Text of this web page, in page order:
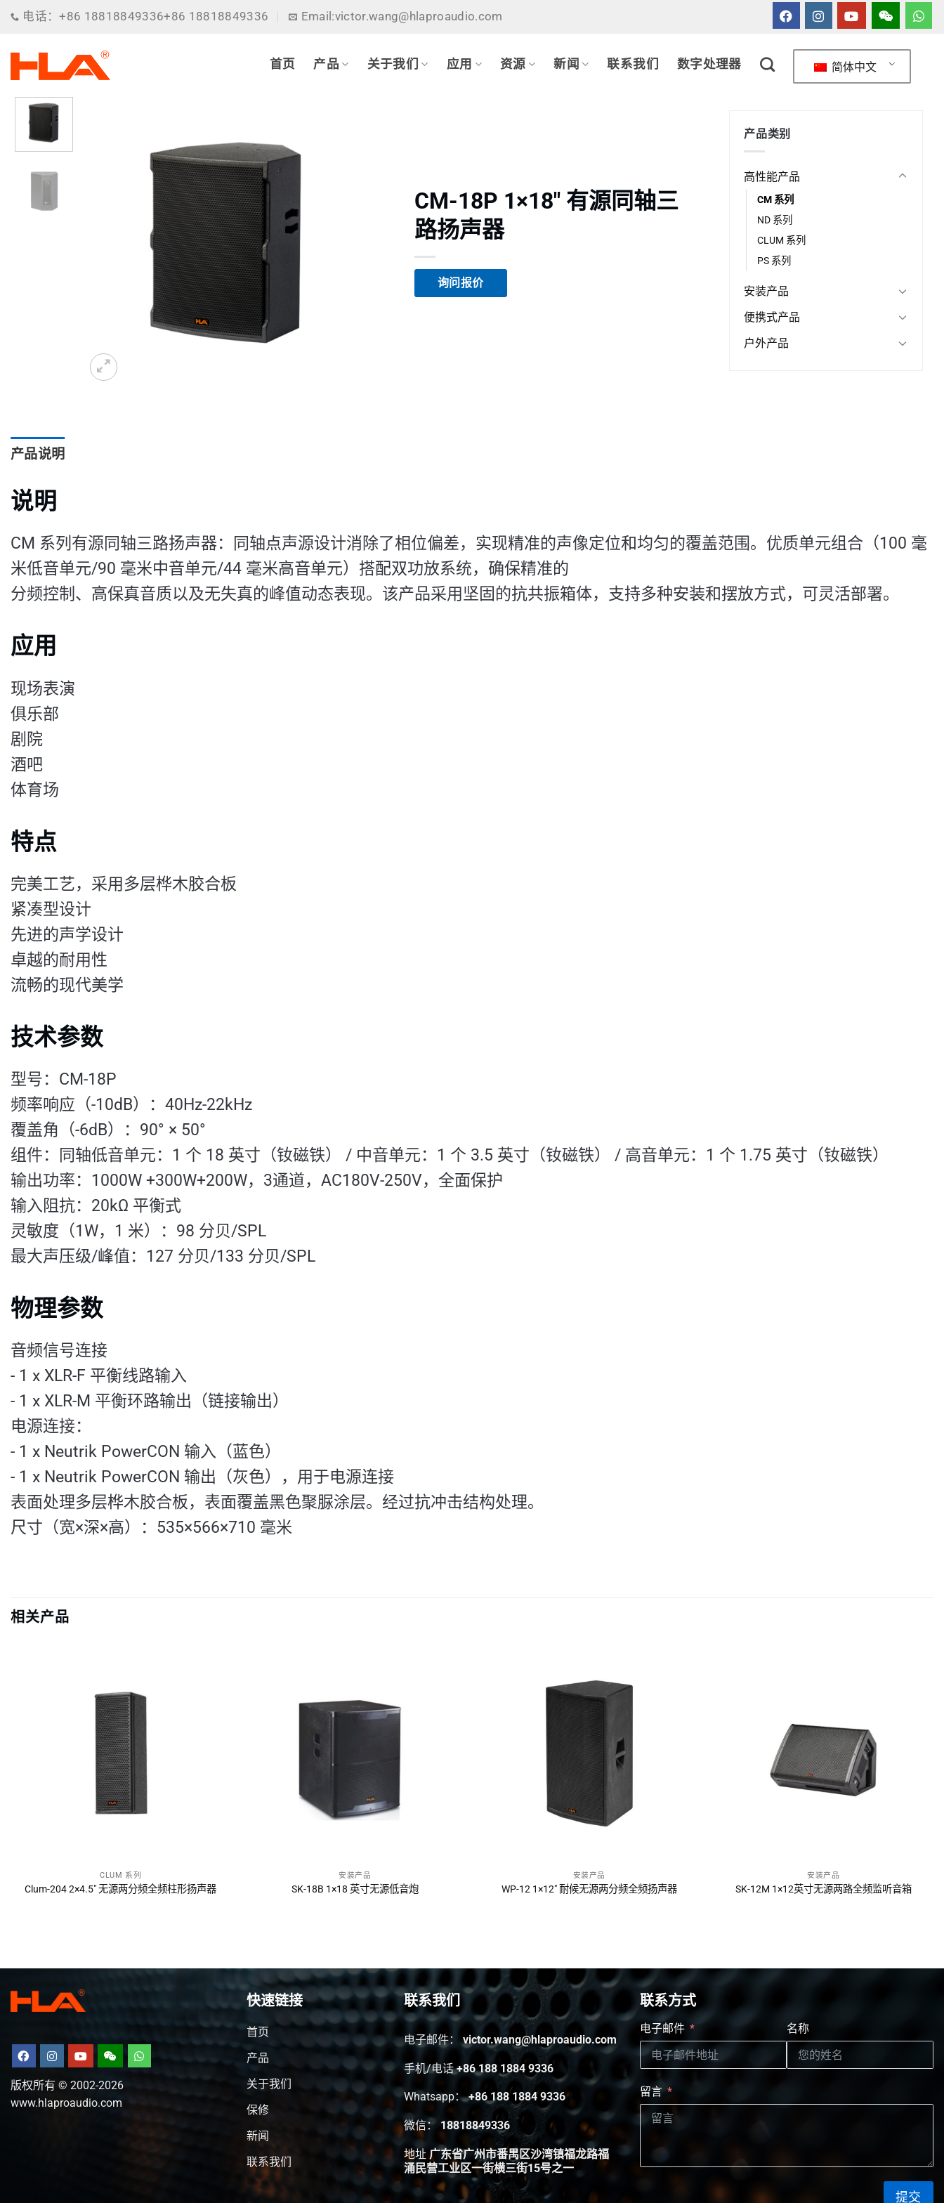
电话：+86 18818849336+86 18818849336 Email:victor.wang@hlaproaudio.com
首页 产品 关于我们 应用 资源 新闻 联系我们 数字处理器 简体中文
CM-18P 1×18″ 有源同轴三
路扬声器
询问报价
产品类别
高性能产品
CM 系列
ND 系列
CLUM 系列
PS 系列
安装产品
便携式产品
户外产品
产品说明
说明
CM 系列有源同轴三路扬声器：同轴点声源设计消除了相位偏差，实现精准的声像定位和均匀的覆盖范围。优质单元组合（100 毫
米低音单元/90 毫米中音单元/44 毫米高音单元）搭配双功放系统，确保精准的
分频控制、高保真音质以及无失真的峰值动态表现。该产品采用坚固的抗共振箱体，支持多种安装和摆放方式，可灵活部署。
应用
现场表演
俱乐部
剧院
酒吧
体育场
特点
完美工艺，采用多层桦木胶合板
紧凑型设计
先进的声学设计
卓越的耐用性
流畅的现代美学
技术参数
型号：CM-18P
频率响应（-10dB）：40Hz-22kHz
覆盖角（-6dB）：90° × 50°
组件：同轴低音单元：1 个 18 英寸（钕磁铁） / 中音单元：1 个 3.5 英寸（钕磁铁） / 高音单元：1 个 1.75 英寸（钕磁铁）
输出功率：1000W +300W+200W，3通道，AC180V-250V，全面保护
输入阻抗：20kΩ 平衡式
灵敏度（1W，1 米）：98 分贝/SPL
最大声压级/峰值：127 分贝/133 分贝/SPL
物理参数
音频信号连接
- 1 x XLR-F 平衡线路输入
- 1 x XLR-M 平衡环路输出（链接输出）
电源连接：
- 1 x Neutrik PowerCON 输入（蓝色）
- 1 x Neutrik PowerCON 输出（灰色），用于电源连接
表面处理多层桦木胶合板，表面覆盖黑色聚脲涂层。经过抗冲击结构处理。
尺寸（宽×深×高）：535×566×710 毫米
相关产品
询问报价
CLUM 系列
Clum-204 2×4.5″ 无源两分频全频柱形扬声器
询问报价
安装产品
SK-18B 1×18 英寸无源低音炮
询问报价
安装产品
WP-12 1×12″ 耐候无源两分频全频扬声器
询问报价
安装产品
SK-12M 1×12英寸无源两路全频监听音箱
版权所有 © 2002-2026
www.hlaproaudio.com
快速链接
首页
产品
关于我们
保修
新闻
联系我们
联系我们
电子邮件：victor.wang@hlaproaudio.com
手机/电话+86 188 1884 9336
Whatsapp：+86 188 1884 9336
微信： 18818849336
地址 广东省广州市番禺区沙湾镇福龙路福
涌民营工业区一街横三街15号之一
联系方式
电子邮件 名称
留言
提交